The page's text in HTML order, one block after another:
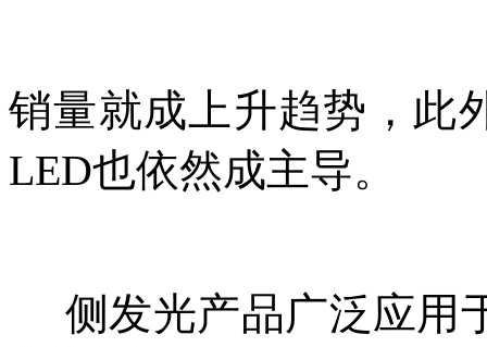
销量就成上升趋势， 此
LED也依然成主导。
侧发光产品广泛应用